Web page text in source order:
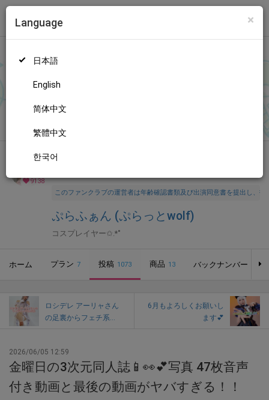
トップ
×
Language
日本語
English
简体中文
繁體中文
한국어
138人のファン
43秒】一緒に遊んでたらどんどんポージングが激しくなりまた🫣
9138
全年齢向け
このファンクラブの運営者は年齢確認書類及び出演同意書を提出し、
ぷらふぁん (ぷらっとwolf)
コスプレイヤー✩.*˚
ホーム プラン 7 投稿 1073 商品 13 バックナンバー
ロシデレ アーリャさん
の足裏からフェチ系...
6月もよろしくお願いし
ます💕
2026/06/05 12:59
金曜日の3次元同人誌📱👀💕写真 47枚音声
付き動画と最後の動画がヤバすぎる！！